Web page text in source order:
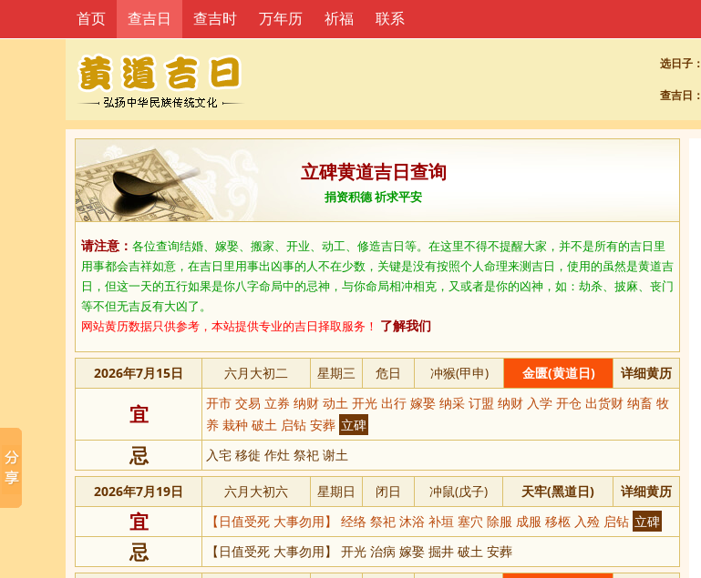
选日子：
查吉日：
首页 查吉日 查吉时 万年历 祈福 联系
立碑黄道吉日查询
捐资积德 祈求平安
请注意： 各位查询结婚、嫁娶、搬家、开业、动工、修造吉日等。在这里不得不提醒大家，并不是所有的吉日里
用事都会吉祥如意，在吉日里用事出凶事的人不在少数，关键是没有按照个人命理来测吉日，使用的虽然是黄道吉
日，但这一天的五行如果是你八字命局中的忌神，与你命局相冲相克，又或者是你的凶神，如：劫杀、披麻、丧门
等不但无吉反有大凶了。
网站黄历数据只供参考，本站提供专业的吉日择取服务！ 了解我们
2026年7月15日 六月大初二 星期三 危日 冲猴(甲申) 金匮(黄道日) 详细黄历
宜
开市 交易 立券 纳财 动土 开光 出行 嫁娶 纳采 订盟 纳财 入学 开仓 出货财 纳畜 牧
养 栽种 破土 启钻 安葬 立碑
忌 入宅 移徙 作灶 祭祀 谢土
2026年7月19日 六月大初六 星期日 闭日 冲鼠(戊子) 天牢(黑道日) 详细黄历
宜 【日值受死 大事勿用】 经络 祭祀 沐浴 补垣 塞穴 除服 成服 移柩 入殓 启钻 立碑
忌 【日值受死 大事勿用】 开光 治病 嫁娶 掘井 破土 安葬